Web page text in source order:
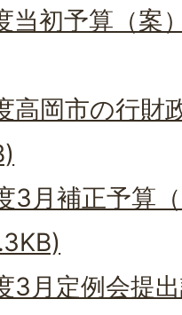
当初予算（案
高岡市の行財
3月補正予算
3月定例会提